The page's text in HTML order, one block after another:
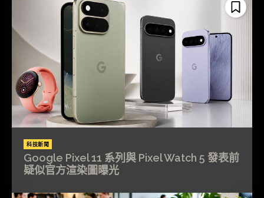
科技新聞
Google Pixel 11 系列與 Pixel Watch 5 發表前
疑似官方渲染圖曝光